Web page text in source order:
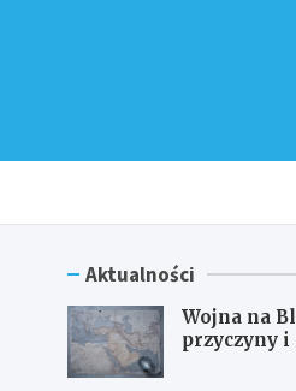
Aktualności
Wojna na
przyczyny